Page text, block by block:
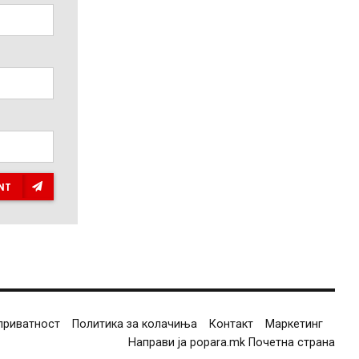
Политика за колачиња Контакт
Маркетинг
Направи ја popara.mk Почетна страна